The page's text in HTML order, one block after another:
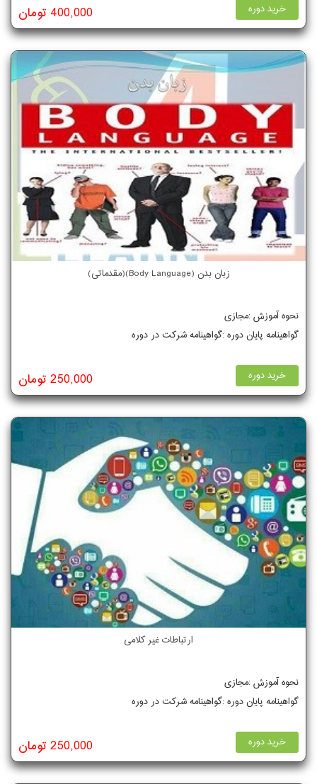
خرید دوره 400,000 تومان
زبان بدن (Body Language)(مقدماتی)
نحوه آموزش :مجازی
گواهینامه پایان دوره :گواهینامه شرکت در دوره
خرید دوره 250,000 تومان
ارتباطات غیر کلامی
نحوه آموزش :مجازی
گواهینامه پایان دوره :گواهینامه شرکت در دوره
خرید دوره 250,000 تومان